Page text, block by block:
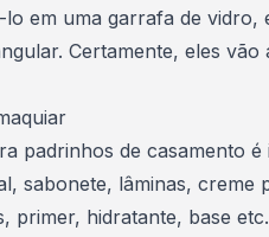
em uma garrafa de vidro,
Certamente, eles vão
padrinhos de casamento
sabonete, lâminas, creme
primer, hidratante, base